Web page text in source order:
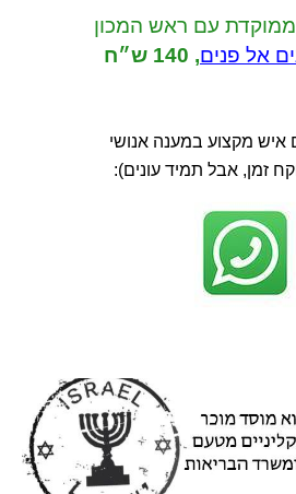
ממוקדת עם ראש המכון
אל פנים, 140 ש״ח
איש מקצוע במענה אנושי
זמן, אבל תמיד עונים):